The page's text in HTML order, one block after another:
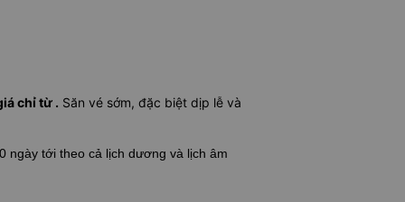
chỉ từ . Săn vé sớm, đặc biệt dịp lễ và
ngày tới theo cả lịch dương và lịch âm